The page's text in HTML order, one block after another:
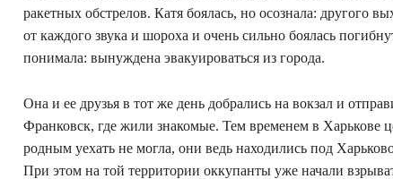
ракетных обстрелов. Катя боялась, но осознала: другого
от каждого звука и шороха и очень сильно боялась
понимала: вынуждена эвакуироваться из города.
Она и ее друзья в тот же день добрались на вокзал и
Франковск, где жили знакомые. Тем временем в Харькове
родным уехать не могла, они ведь находились под
При этом на той территории оккупанты уже начали